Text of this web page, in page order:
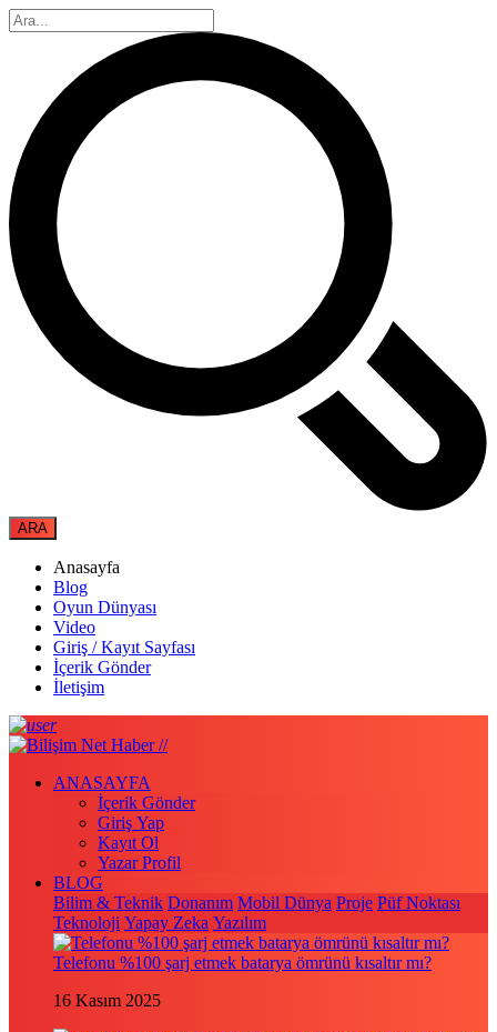
Anasayfa
Blog
Oyun Dünyası
Video
Giriş / Kayıt Sayfası
İçerik Gönder
İletişim
ANASAYFA
İçerik Gönder
Giriş Yap
Kayıt Ol
Yazar Profil
BLOG
Bilim & Teknik Donanım Mobil Dünya Proje Püf Noktası
Teknoloji Yapay Zeka Yazılım
Telefonu %100 şarj etmek batarya ömrünü kısaltır mı?
16 Kasım 2025